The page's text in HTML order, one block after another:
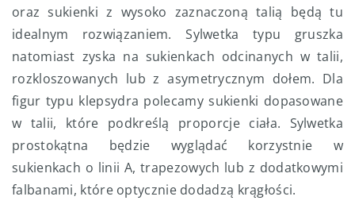
oraz sukienki z wysoko zaznaczoną talią będą tu
idealnym rozwiązaniem. Sylwetka typu gruszka
natomiast zyska na sukienkach odcinanych w talii,
rozkloszowanych lub z asymetrycznym dołem. Dla
figur typu klepsydra polecamy sukienki dopasowane
w talii, które podkreślą proporcje ciała. Sylwetka
prostokątna będzie wyglądać korzystnie w
sukienkach o linii A, trapezowych lub z dodatkowymi
falbanami, które optycznie dodadzą krągłości.